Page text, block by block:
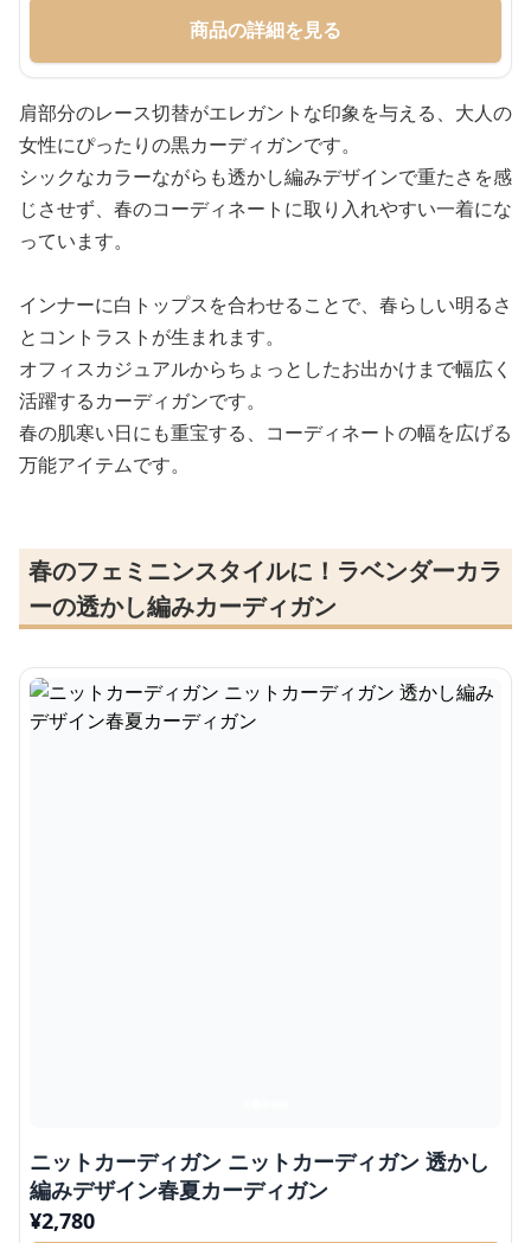
商品の詳細を見る
肩部分のレース切替がエレガントな印象を与える、大人の
女性にぴったりの黒カーディガンです。
シックなカラーながらも透かし編みデザインで重たさを感
じさせず、春のコーディネートに取り入れやすい一着にな
っています。
インナーに白トップスを合わせることで、春らしい明るさ
とコントラストが生まれます。
オフィスカジュアルからちょっとしたお出かけまで幅広く
活躍するカーディガンです。
春の肌寒い日にも重宝する、コーディネートの幅を広げる
万能アイテムです。
春のフェミニンスタイルに！ラベンダーカラ
ーの透かし編みカーディガン
ニットカーディガン ニットカーディガン 透かし
編みデザイン春夏カーディガン
¥2,780